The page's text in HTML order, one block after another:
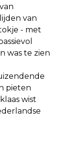
van
- met
was te zien
pieten
wist